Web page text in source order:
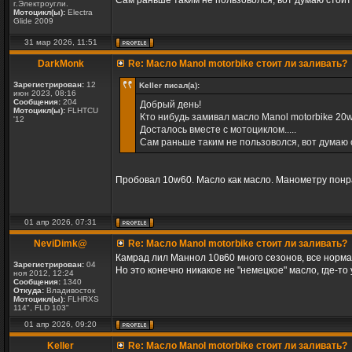
г.Электроугли.
Мотоцикл(ы): Electra
Glide 2009
31 мар 2026, 11:51
DarkMonk
Зарегистрирован: 12
июн 2023, 08:16
Сообщения: 204
Мотоцикл(ы): FLHTCU
'12
Re: Масло Manol motorbike стоит ли заливать?
Keller писал(а):
Добрый день!
Кто нибудь замивал масло Manol motorbike
Досталось вместе с мотоциклом.....
Сам раньше таким не пользоволся, вот думаю
Пробовал 10w60. Масло как масло. Манометру
01 апр 2026, 07:31
NeviDimk@
Зарегистрирован: 04
ноя 2012, 12:24
Сообщения: 1340
Откуда: Владивосток
Мотоцикл(ы): FLHRXS
114", FLD 103"
Re: Масло Manol motorbike стоит ли заливать?
Камрад лил Маннол 10в60 много сезонов, все
Но это конечно никакое не "немецкое" масло, где-то
01 апр 2026, 09:20
Keller Re: Масло Manol motorbike стоит ли заливать?